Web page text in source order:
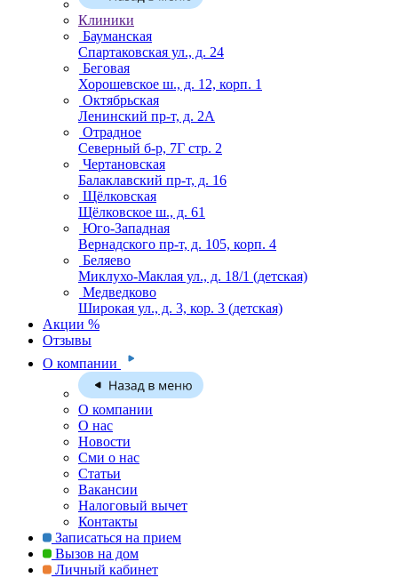
Клиники
Бауманская
Спартаковская ул., д. 24
Беговая
Хорошевское ш., д. 12, корп. 1
Октябрьская
Ленинский пр-т, д. 2А
Отрадное
Северный б-р, 7Г стр. 2
Чертановская
Балаклавский пр-т, д. 16
Щёлковская
Щёлковское ш., д. 61
Юго-Западная
Вернадского пр-т, д. 105, корп. 4
Беляево
Миклухо-Маклая ул., д. 18/1 (детская)
Медведково
Широкая ул., д. 3, кор. 3 (детская)
Акции %
Отзывы
О компании
О компании
О нас
Новости
Сми о нас
Статьи
Вакансии
Налоговый вычет
Контакты
Записаться на прием
Вызов на дом
Личный кабинет